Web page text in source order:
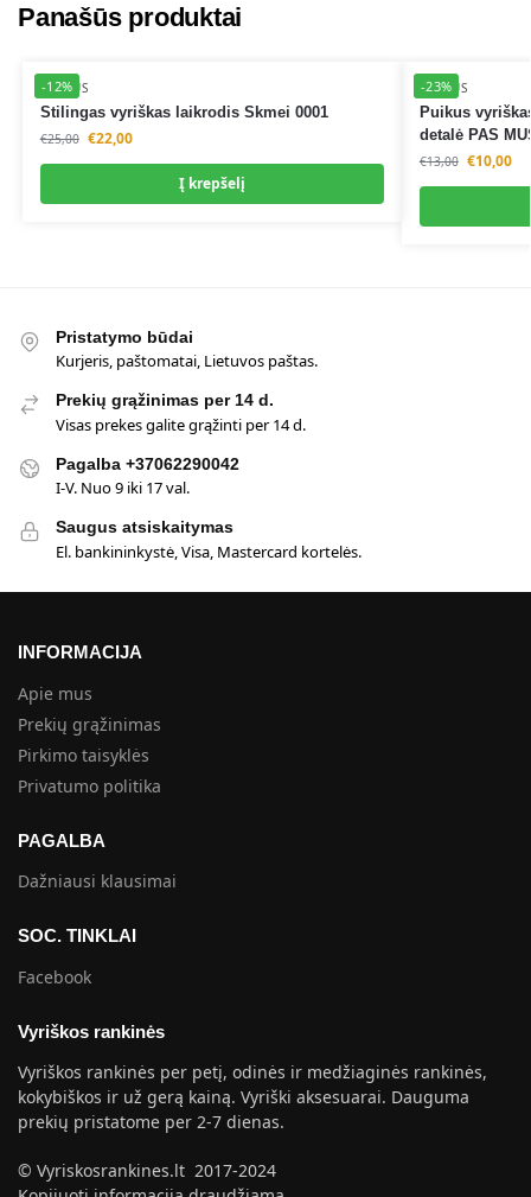
Panašūs produktai
-12%
ĮVAIRŪS
Stilingas vyriškas laikrodis Skmei 0001
€25,00 €22,00
Į krepšelį
-23%
ĮVAIRŪS
Puikus
detalė PAS
€13,00 €10,00
Pristatymo būdai
Kurjeris, paštomatai, Lietuvos paštas.
Prekių grąžinimas per 14 d.
Visas prekes galite grąžinti per 14 d.
Pagalba +37062290042
I-V. Nuo 9 iki 17 val.
Saugus atsiskaitymas
El. bankininkystė, Visa, Mastercard kortelės.
INFORMACIJA
Apie mus
Prekių grąžinimas
Pirkimo taisyklės
Privatumo politika
PAGALBA
Dažniausi klausimai
SOC. TINKLAI
Facebook
Vyriškos rankinės
Vyriškos rankinės per petį, odinės ir medžiaginės rankinės,
kokybiškos ir už gerą kainą. Vyriški aksesuarai. Dauguma
prekių pristatome per 2-7 dienas.
© Vyriskosrankines.lt 2017-2024